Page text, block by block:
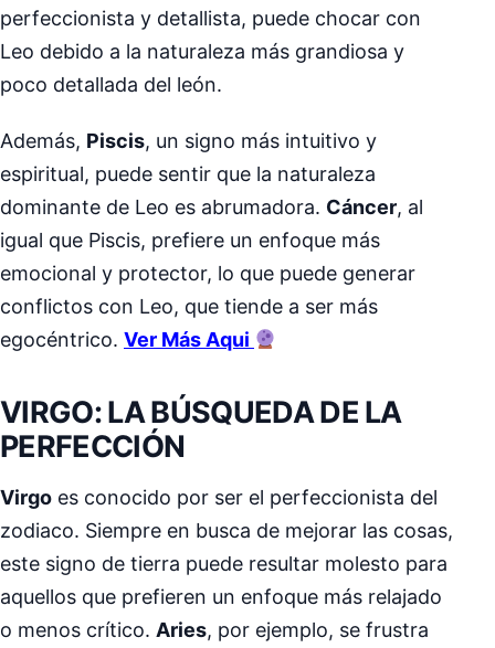
perfeccionista y detallista, puede chocar con
Leo debido a la naturaleza más grandiosa y
poco detallada del león.
Además, Piscis, un signo más intuitivo y
espiritual, puede sentir que la naturaleza
dominante de Leo es abrumadora. Cáncer, al
igual que Piscis, prefiere un enfoque más
emocional y protector, lo que puede generar
conflictos con Leo, que tiende a ser más
egocéntrico. Ver Más Aqui
VIRGO: LA BÚSQUEDA DE LA
PERFECCIÓN
Virgo es conocido por ser el perfeccionista del
zodiaco. Siempre en busca de mejorar las cosas,
este signo de tierra puede resultar molesto para
aquellos que prefieren un enfoque más relajado
o menos crítico. Aries, por ejemplo, se frustra